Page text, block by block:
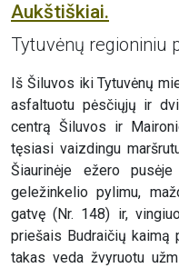
Aukštiškiai.
Tytuvėnų regioniniu
Iš Šiluvos iki Tytuvėnų
asfaltuotu pėsčiųjų ir
centrą Šiluvos ir
tęsiasi vaizdingu
Šiaurinėje ežero
geležinkelio pylimu,
gatvę (Nr. 148) ir,
priešais Budraičių kaimą
takas veda žvyruotu